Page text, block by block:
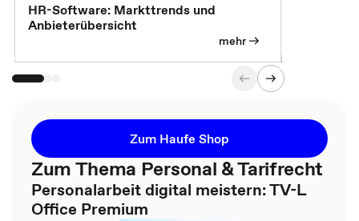
HR-Software: Markttrends und
Anbieterübersicht
mehr
Zum Haufe Shop
Zum Thema Personal & Tarifrecht
Personalarbeit digital meistern: TV-L
Office Premium